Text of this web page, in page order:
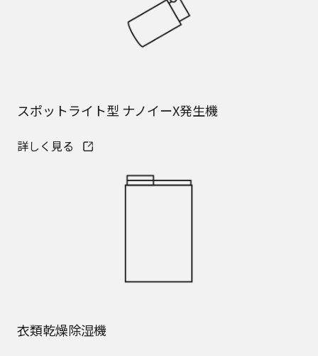
スポットライト型 ナノイーX発生機
詳しく見る
衣類乾燥除湿機